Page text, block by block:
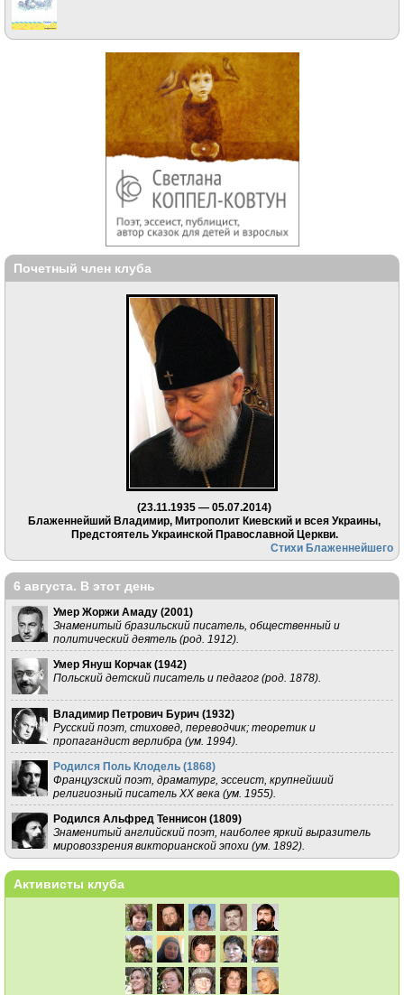
Почетный член клуба
(23.11.1935 — 05.07.2014)
Блаженнейший Владимир, Митрополит Киевский и всея Украины,
Предстоятель Украинской Православной Церкви.
Стихи Блаженнейшего
6 августа. В этот день
Умер Жоржи Амаду (2001)
Знаменитый бразильский писатель, общественный и
политический деятель (род. 1912).
Умер Януш Корчак (1942)
Польский детский писатель и педагог (род. 1878).
Владимир Петрович Бурич (1932)
Русский поэт, стиховед, переводчик; теоретик и
пропагандист верлибра (ум. 1994).
Родился Поль Клодель (1868)
Французский поэт, драматург, эссеист, крупнейший
религиозный писатель XX века (ум. 1955).
Родился Альфред Теннисон (1809)
Знаменитый английский поэт, наиболее яркий выразитель
мировоззрения викторианской эпохи (ум. 1892).
Активисты клуба